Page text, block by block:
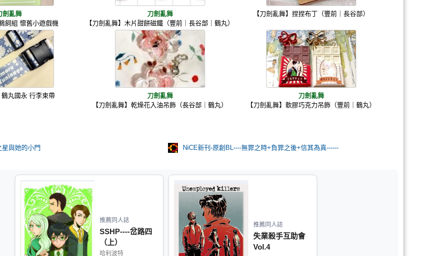
劍亂舞
飼組 懷舊小遊戲機
刀劍亂舞
【刀劍亂舞】木片甜餅磁鐵（豐前｜長谷部｜鶴丸）
【刀劍亂舞】捏捏布丁（豐前｜長谷部）
丸國永 行李束帶
刀劍亂舞
【刀劍亂舞】乾燥花入油吊飾（長谷部｜鶴丸）
刀劍亂舞
【刀劍亂舞】軟膠巧克力吊飾（豐前｜鶴丸）
與她的小門 NiCE新刊-原創BL----無罪之時+負罪之後+信其為真------
推薦同人誌
SSHP----岔路四
（上）
哈利波特
推薦同人誌
失業殺手互助會
Vol.4